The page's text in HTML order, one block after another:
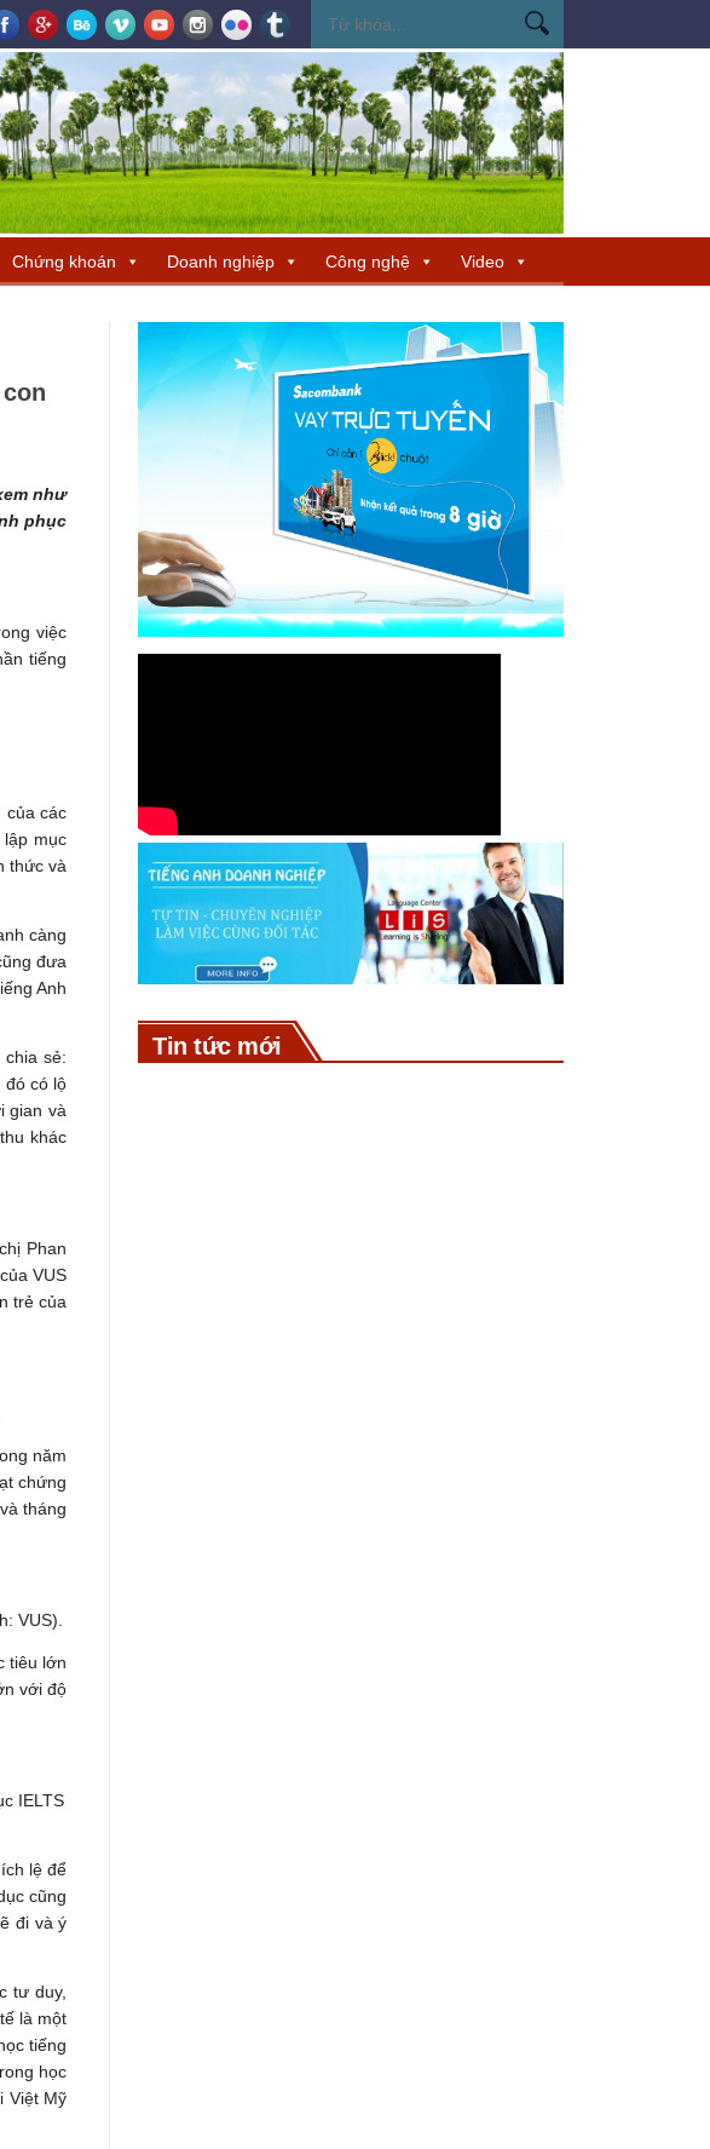
Kong – Macau đến Miss Cosmo 2026 Miss Cosmo mở rộng kết nối văn hóa tại Nepal, tìm
Chứng khoán Doanh nghiệp Công nghệ Video
như
phục
việc
tiếng
của các
mục
thức và
càng
đưa
Anh
chia sẻ:
đó có lộ
gian và
khác
Phan
VUS
trẻ của
năm
chứng
tháng
VUS).
tiêu lớn
với độ
IELTS
lệ để
cũng
đi và ý
tư duy,
là một
tiếng
học
Việt Mỹ
Tin tức mới